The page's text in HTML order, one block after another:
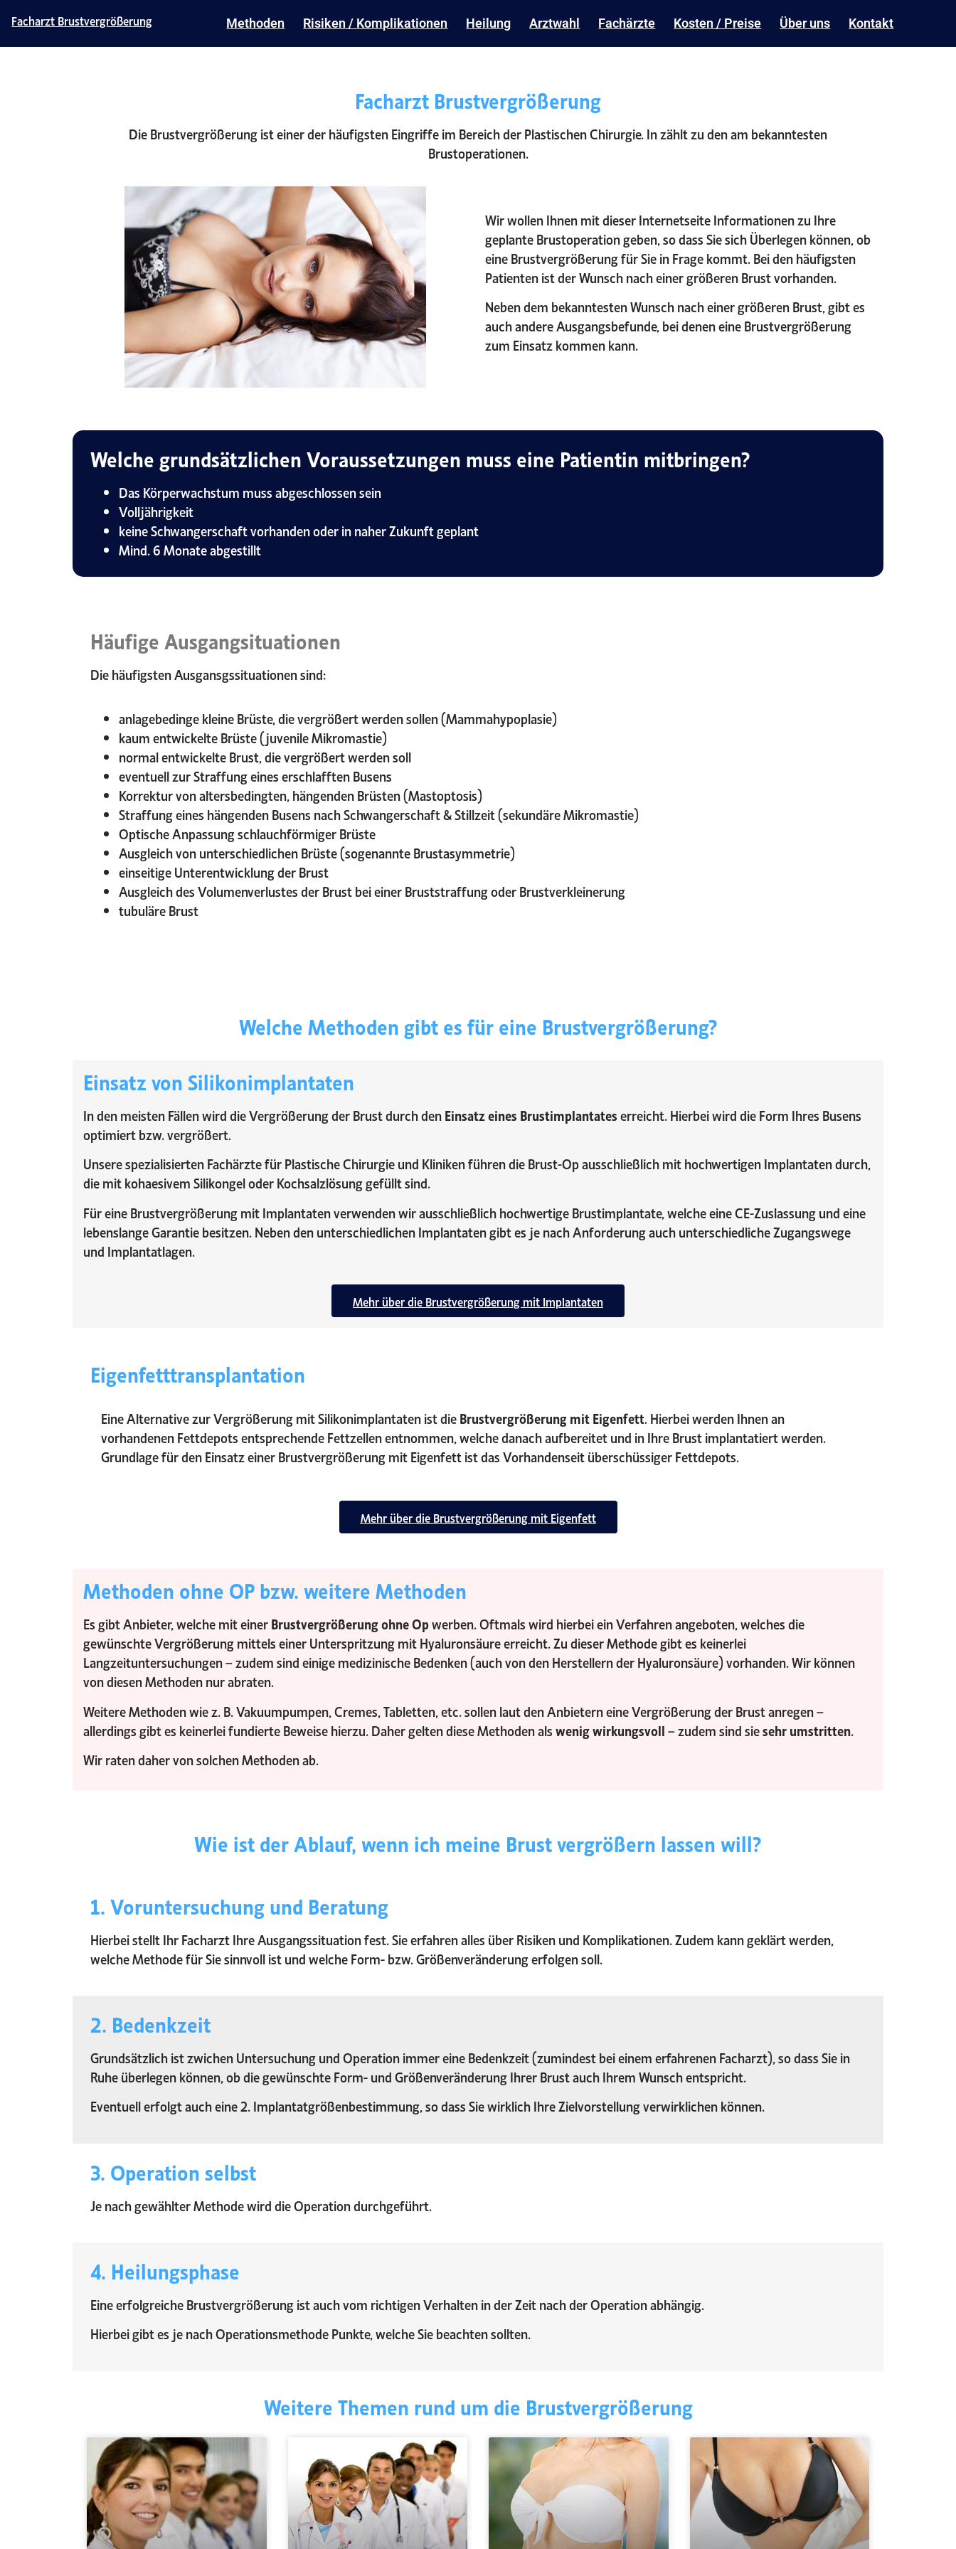
Facharzt Brustvergrößerung Methoden Risiken / Komplikationen Heilung Arztwahl Fachärzte Kosten / Preise Über uns Kontakt
Facharzt Brustvergrößerung
Die Brustvergrößerung ist einer der häufigsten Eingriffe im Bereich der Plastischen Chirurgie. In zählt zu den am bekanntesten
Brustoperationen.
Wir wollen Ihnen mit dieser Internetseite Informationen zu Ihre
geplante Brustoperation geben, so dass Sie sich Überlegen können, ob
eine Brustvergrößerung für Sie in Frage kommt. Bei den häufigsten
Patienten ist der Wunsch nach einer größeren Brust vorhanden.
Neben dem bekanntesten Wunsch nach einer größeren Brust, gibt es
auch andere Ausgangsbefunde, bei denen eine Brustvergrößerung
zum Einsatz kommen kann.
Welche grundsätzlichen Voraussetzungen muss eine Patientin mitbringen?
Das Körperwachstum muss abgeschlossen sein
Volljährigkeit
keine Schwangerschaft vorhanden oder in naher Zukunft geplant
Mind. 6 Monate abgestillt
Häufige Ausgangsituationen
Die häufigsten Ausgansgssituationen sind:
anlagebedinge kleine Brüste, die vergrößert werden sollen (Mammahypoplasie)
kaum entwickelte Brüste (juvenile Mikromastie)
normal entwickelte Brust, die vergrößert werden soll
eventuell zur Straffung eines erschlafften Busens
Korrektur von altersbedingten, hängenden Brüsten (Mastoptosis)
Straffung eines hängenden Busens nach Schwangerschaft & Stillzeit (sekundäre Mikromastie)
Optische Anpassung schlauchförmiger Brüste
Ausgleich von unterschiedlichen Brüste (sogenannte Brustasymmetrie)
einseitige Unterentwicklung der Brust
Ausgleich des Volumenverlustes der Brust bei einer Bruststraffung oder Brustverkleinerung
tubuläre Brust
Welche Methoden gibt es für eine Brustvergrößerung?
Einsatz von Silikonimplantaten
In den meisten Fällen wird die Vergrößerung der Brust durch den Einsatz eines Brustimplantates erreicht. Hierbei wird die Form Ihres Busens
optimiert bzw. vergrößert.
Unsere spezialisierten Fachärzte für Plastische Chirurgie und Kliniken führen die Brust-Op ausschließlich mit hochwertigen Implantaten durch,
die mit kohaesivem Silikongel oder Kochsalzlösung gefüllt sind.
Für eine Brustvergrößerung mit Implantaten verwenden wir ausschließlich hochwertige Brustimplantate, welche eine CE-Zuslassung und eine
lebenslange Garantie besitzen. Neben den unterschiedlichen Implantaten gibt es je nach Anforderung auch unterschiedliche Zugangswege
und Implantatlagen.
Mehr über die Brustvergrößerung mit Implantaten
Eigenfetttransplantation
Eine Alternative zur Vergrößerung mit Silikonimplantaten ist die Brustvergrößerung mit Eigenfett. Hierbei werden Ihnen an
vorhandenen Fettdepots entsprechende Fettzellen entnommen, welche danach aufbereitet und in Ihre Brust implantatiert werden.
Grundlage für den Einsatz einer Brustvergrößerung mit Eigenfett ist das Vorhandenseit überschüssiger Fettdepots.
Mehr über die Brustvergrößerung mit Eigenfett
Methoden ohne OP bzw. weitere Methoden
Es gibt Anbieter, welche mit einer Brustvergrößerung ohne Opwerben. Oftmals wird hierbei ein Verfahren angeboten, welches die
gewünschte Vergrößerung mittels einer Unterspritzung mit Hyaluronsäure erreicht. Zu dieser Methode gibt es keinerlei
Langzeituntersuchungen – zudem sind einige medizinische Bedenken (auch von den Herstellern der Hyaluronsäure) vorhanden. Wir können
von diesen Methoden nur abraten.
Weitere Methoden wie z. B. Vakuumpumpen, Cremes, Tabletten, etc. sollen laut den Anbietern eine Vergrößerung der Brust anregen –
allerdings gibt es keinerlei fundierte Beweise hierzu. Daher gelten diese Methoden als wenig wirkungsvoll – zudem sind siesehr umstritten.
Wir raten daher von solchen Methoden ab.
Wie ist der Ablauf, wenn ich meine Brust vergrößern lassen will?
1. Voruntersuchung und Beratung
Hierbei stellt Ihr Facharzt Ihre Ausgangssituation fest. Sie erfahren alles über Risiken und Komplikationen. Zudem kann geklärt werden,
welche Methode für Sie sinnvoll ist und welche Form- bzw. Größenveränderung erfolgen soll.
2. Bedenkzeit
Grundsätzlich ist zwichen Untersuchung und Operation immer eine Bedenkzeit (zumindest bei einem erfahrenen Facharzt), so dass Sie in
Ruhe überlegen können, ob die gewünschte Form- und Größenveränderung Ihrer Brust auch Ihrem Wunsch entspricht.
Eventuell erfolgt auch eine 2. Implantatgrößenbestimmung, so dass Sie wirklich Ihre Zielvorstellung verwirklichen können.
3. Operation selbst
Je nach gewählter Methode wird die Operation durchgeführt.
4. Heilungsphase
Eine erfolgreiche Brustvergrößerung ist auch vom richtigen Verhalten in der Zeit nach der Operation abhängig.
Hierbei gibt es je nach Operationsmethode Punkte, welche Sie beachten sollten.
Weitere Themen rund um die Brustvergrößerung